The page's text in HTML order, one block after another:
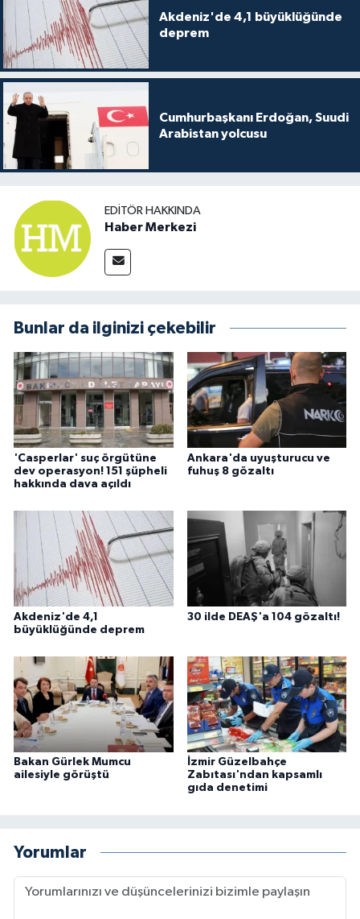
Akdeniz'de 4,1 büyüklüğünde
deprem
Cumhurbaşkanı Erdoğan, Suudi
Arabistan yolcusu
EDITÖR HAKKINDA
Haber Merkezi
Bunlar da ilginizi çekebilir
'Casperlar' suç örgütüne
dev operasyon! 151 şüpheli
hakkında dava açıldı
Ankara'da uyuşturucu ve
fuhuş 8 gözaltı
Akdeniz'de 4,1
büyüklüğünde deprem
30 ilde DEAŞ'a 104 gözaltı!
Bakan Gürlek Mumcu
ailesiyle görüştü
İzmir Güzelbahçe
Zabıtası'ndan kapsamlı
gıda denetimi
Yorumlar